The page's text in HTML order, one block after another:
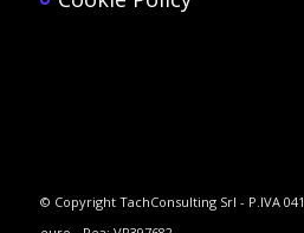
© Copyright TachConsulting Srl - P.IVA